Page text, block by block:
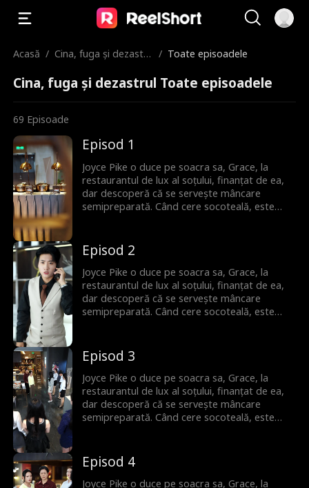
Acasă / Cina, fuga și dezastru
/ Toate episoadele
Cina, fuga și dezastrul Toate episoadele
69 Episoade
Episod 1
Joyce Pike o duce pe soacra sa, Grace, la
restaurantul de lux al soțului, finanțat de ea,
dar descoperă că se servește mâncare
semipreparată. Când cere socoteală, este
Episod 2
Joyce Pike o duce pe soacra sa, Grace, la
restaurantul de lux al soțului, finanțat de ea,
dar descoperă că se servește mâncare
semipreparată. Când cere socoteală, este
Episod 3
Joyce Pike o duce pe soacra sa, Grace, la
restaurantul de lux al soțului, finanțat de ea,
dar descoperă că se servește mâncare
semipreparată. Când cere socoteală, este
Episod 4
Joyce Pike o duce pe soacra sa, Grace, la